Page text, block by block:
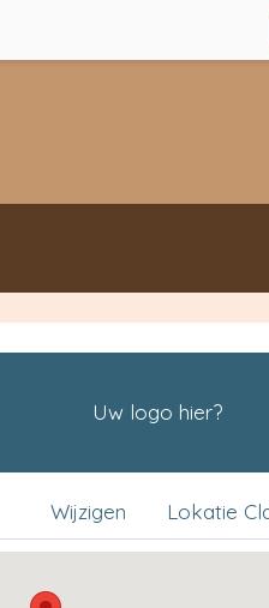
Uw logo hier?
Lokatie
Wijzigen